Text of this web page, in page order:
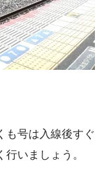
も号は入線後すぐ
いましょう。